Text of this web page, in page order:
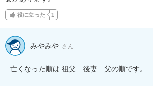
役に立った 1
みやみや さん
亡くなった順は 祖父　後妻　父の順です。